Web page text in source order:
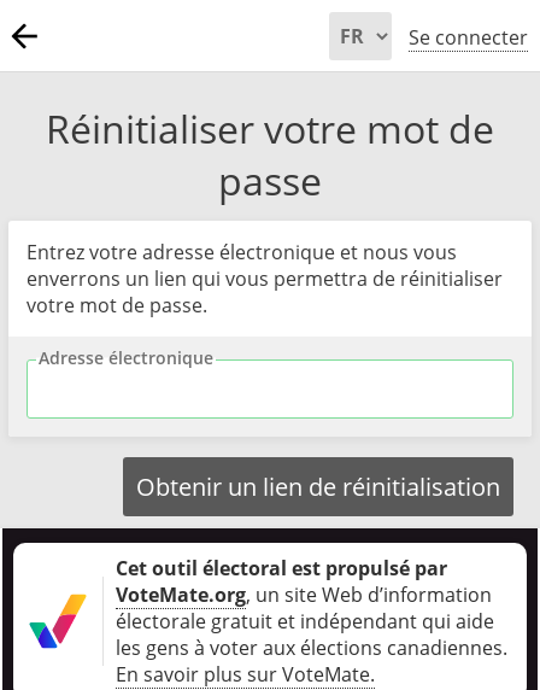
Se connecter
Réinitialiser votre mot de
passe
Entrez votre adresse électronique et nous vous
enverrons un lien qui vous permettra de réinitialiser
votre mot de passe.
Adresse électronique
Obtenir un lien de réinitialisation
Cet outil électoral est propulsé par
VoteMate.org, un site Web d’information
électorale gratuit et indépendant qui aide
les gens à voter aux élections canadiennes.
En savoir plus sur VoteMate.